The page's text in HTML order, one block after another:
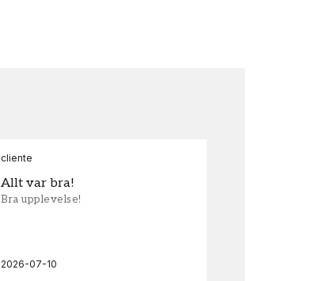
cliente
Allt var bra!
Bra upplevelse!
2026-07-10